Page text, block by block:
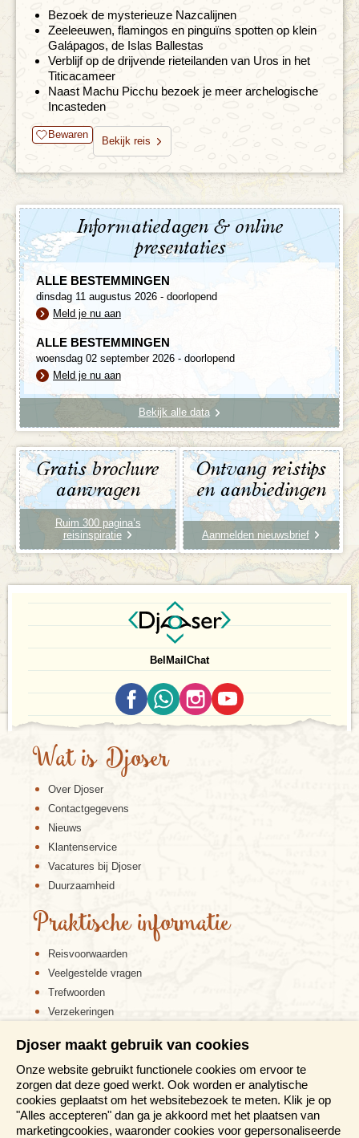
Bezoek de mysterieuze Nazcalijnen
Zeeleeuwen, flamingos en pinguïns spotten op klein
Galápagos, de Islas Ballestas
Verblijf op de drijvende rieteilanden van Uros in het
Titicacameer
Naast Machu Picchu bezoek je meer archelogische
Incasteden
Bewaren
Bekijk reis
Informatiedagen & online
presentaties
ALLE BESTEMMINGEN
dinsdag 11 augustus 2026 - doorlopend
Meld je nu aan
ALLE BESTEMMINGEN
woensdag 02 september 2026 - doorlopend
Meld je nu aan
Bekijk alle data
Gratis brochure
aanvragen
Ruim 300 pagina’s
reisinspiratie
Ontvang reistips
en aanbiedingen
Aanmelden nieuwsbrief
BelMailChat
Wat is Djoser
Over Djoser
Contactgegevens
Nieuws
Klantenservice
Vacatures bij Djoser
Duurzaamheid
Praktische informatie
Reisvoorwaarden
Veelgestelde vragen
Trefwoorden
Verzekeringen
Disclaimer
Cookiebeleid
Privacy verklaring
Reis en boek met Djoser zekerheid
Djoser maakt gebruik van cookies
Onze website gebruikt functionele cookies om ervoor te
zorgen dat deze goed werkt. Ook worden er analytische
cookies geplaatst om het websitebezoek te meten. Klik je op
"Alles accepteren" dan ga je akkoord met het plaatsen van
marketingcookies, waaronder cookies voor gepersonaliseerde